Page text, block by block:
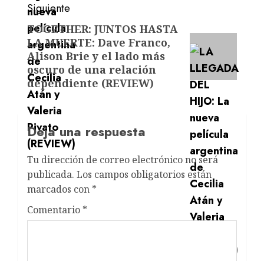
Siguiente
TOGETHER: JUNTOS HASTA
LA MUERTE: Dave Franco,
Alison Brie y el lado más
oscuro de una relación
dependiente (REVIEW)
Deja una respuesta
Tu dirección de correo electrónico no será
publicada. Los campos obligatorios están
marcados con *
Comentario *